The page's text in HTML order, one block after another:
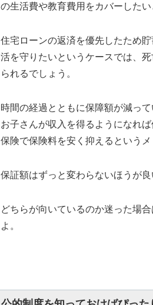
の生活費や教育費用をカバーした
住宅ローンの返済を優先したため
活を守りたいというケースでは、
られるでしょう。
時間の経過とともに保障額が減っ
お子さんが収入を得るようになれ
保険で保険料を安く抑えるというメ
保証額はずっと変わらないほうが
どちらが向いているのか迷った場
よ。